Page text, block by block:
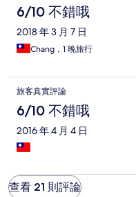
6/10 不錯哦
2018 年 3 月 7 日
Chang，1 晚旅行
旅客真實評論
6/10 不錯哦
2016 年 4 月 4 日
查看 21 則評論